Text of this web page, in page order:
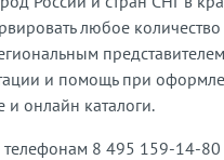
любое
и помощь при
онлайн каталоги.
телефонам 8 495 159-14-